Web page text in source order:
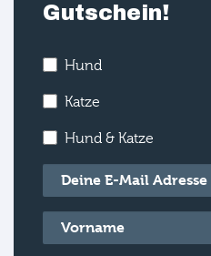
Gutschein!
Hund
Katze
Hund & Katze
E-Mail*
Vorname*